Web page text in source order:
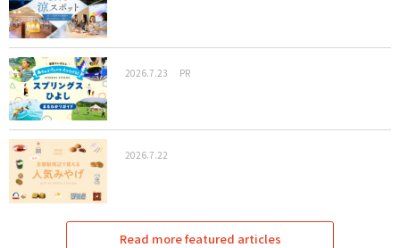
2026.7.23 PR
2026.7.22
Read more featured articles